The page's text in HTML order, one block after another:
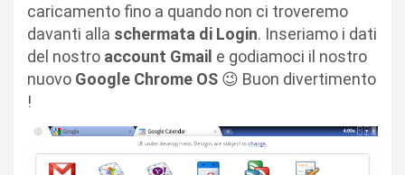
caricamento fino a quando non ci troveremo
davanti alla schermata di Login. Inseriamo i dati
del nostro account Gmail e godiamoci il nostro
nuovo Google Chrome OS 😉 Buon divertimento
!